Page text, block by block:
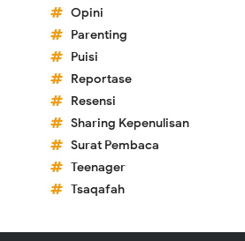
Opini
Parenting
Puisi
Reportase
Resensi
Sharing Kepenulisan
Surat Pembaca
Teenager
Tsaqafah